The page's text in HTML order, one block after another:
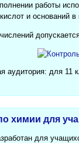
работы
и оснований
аудитория: для 11
химии для
для